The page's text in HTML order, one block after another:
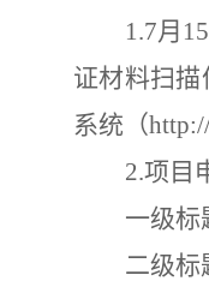
1.7月 15
证材料扫描
系统 （
2.项目
一级标
二级标